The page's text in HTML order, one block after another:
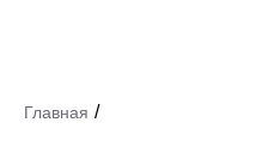
Главная /